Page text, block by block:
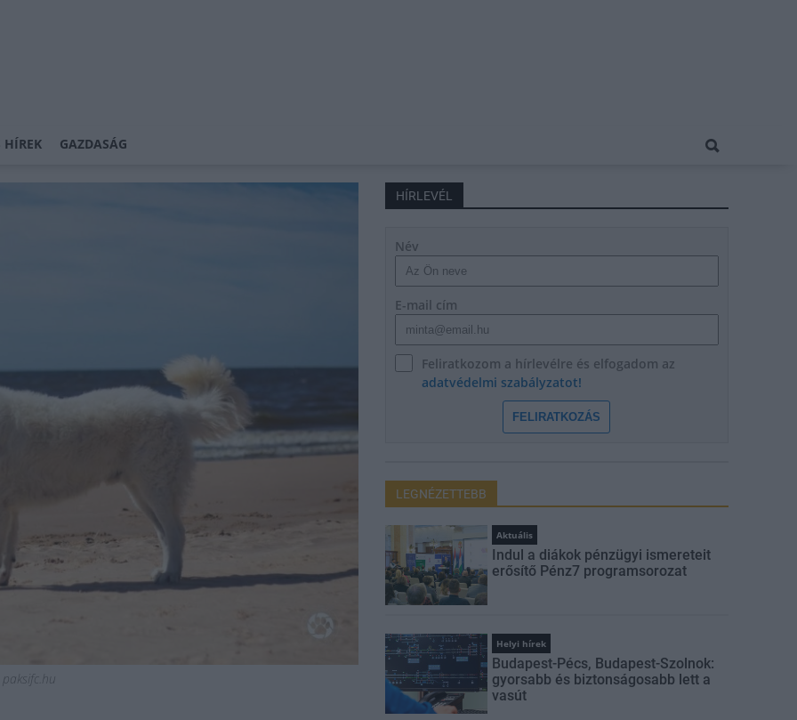
HÍREK GAZDASÁG
HÍRLEVÉL
Név
E-mail cím
Feliratkozom a hírlevélre és elfogadom az
adatvédelmi szabályzatot!
FELIRATKOZÁS
LEGNÉZETTEBB
Aktuális
Indul a diákok pénzügyi ismereteit
erősítő Pénz7 programsorozat
Helyi hírek
Budapest-Pécs, Budapest-Szolnok:
gyorsabb és biztonságosabb lett a
vasút